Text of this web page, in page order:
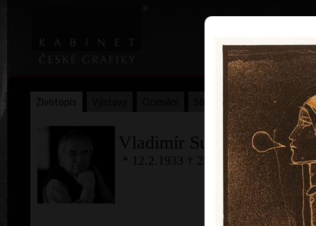
Home
Životopis
Vladimír Suchánek
* 12.2.1933 † 25.1.2021